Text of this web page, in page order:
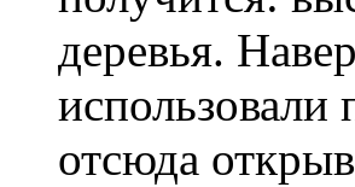
деревья.
отсюда